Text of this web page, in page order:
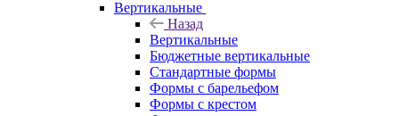
Вертикальные
Назад
Вертикальные
Бюджетные вертикальные
Стандартные формы
Формы с барельефом
Формы с крестом